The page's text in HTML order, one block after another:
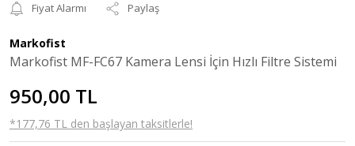
Fiyat Alarmı
Paylaş
Markofist
Markofist MF-FC67 Kamera Lensi İçin Hızlı Filtre Sistemi
950,00 TL
*177,76 TL den başlayan taksitlerle!